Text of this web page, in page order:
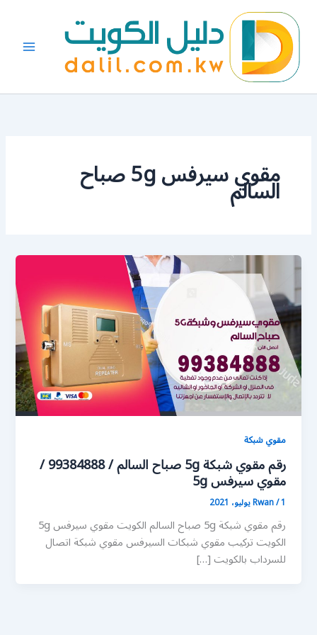
المحتوى
مقوي سيرفس 5g صباح السالم
مقوي شبكة
رقم مقوي شبكة 5g صباح السالم / 99384888 /
مقوي سيرفس 5g
Rwan/1 يوليو، 2021
رقم مقوي شبكة 5g صباح السالم الكويت مقوي سيرفس 5g
الكويت تركيب مقوي شبكات السيرفس مقوي شبكة اتصال
للسرداب بالكويت […]